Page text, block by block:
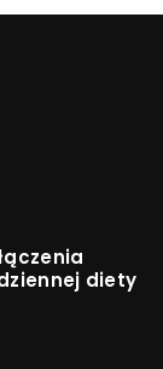
diety